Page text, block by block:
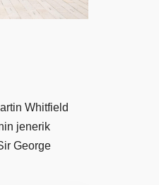
Whitfield
jenerik
George